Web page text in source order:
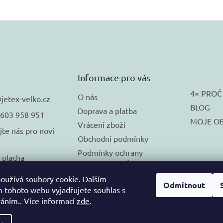
soubory cookie. Dalším
tohoto webu vyjadřujete souhlas s
Více informacízde.
Odmítnout
jetex-velko.cz
958 951
nás pro novi
Informace pro vás
O nás
Doprava a platba
Vrácení zboží
Obchodní podmínky
Podmínky ochrany
osobních údajů
🚚 DORUČUJEME na
SLOVENSKO
4× PROČ
BLOG
MOJE